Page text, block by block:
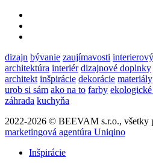
dizajn bývanie zaujímavosti
architektúra interiér dizajnové doplnky
architekt inšpirácie dekorácie materiály
urob si sám ako na to farby
záhrada kuchyňa
2022-2026 © BEEVAM s.r.o., všetky
marketingová agentúra Uniqino
Inšpirácie